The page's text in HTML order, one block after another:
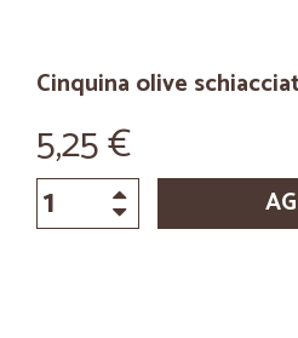
Cinquina olive
5,25 €